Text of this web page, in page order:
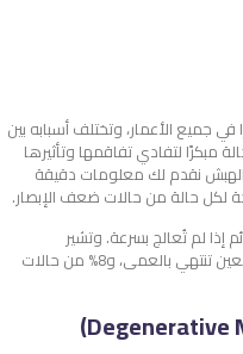
في جميع الأعمار، وتختلف أسبابه بين
مبكرًا لتفادي تفاقمها وتأثيرها
نقدم لك معلومات دقيقة
لكل حالة من حالات ضعف الإبصار.
إذا لم تُعالج بسرعة. وتشير
الدراسات إلى أن 51% من حالات إعتام عدسة العين تنتهي بالعمى، و8% من حالات